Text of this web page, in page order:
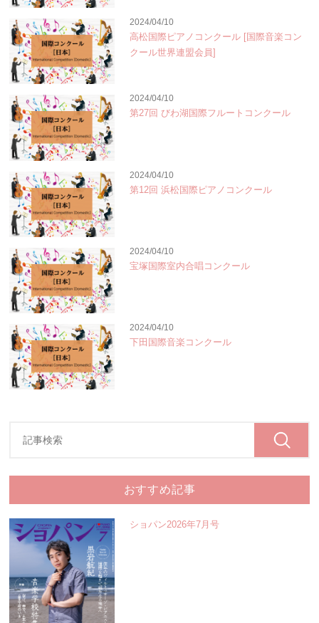
2024/04/10
高松国際ピアノコンクール [国際音楽コン
クール世界連盟会員]
2024/04/10
第27回 びわ湖国際フルートコンクール
2024/04/10
第12回 浜松国際ピアノコンクール
2024/04/10
宝塚国際室内合唱コンクール
2024/04/10
下田国際音楽コンクール
おすすめ記事
ショパン2026年7月号